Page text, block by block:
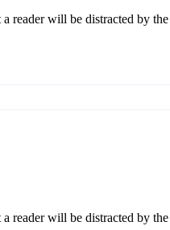
reader will be distracted by
reader will be distracted by